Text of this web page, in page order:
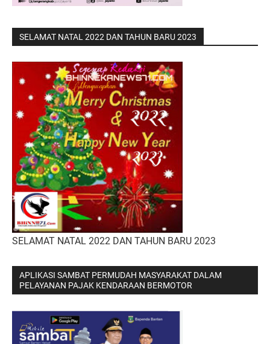
SELAMAT NATAL 2022 DAN TAHUN BARU 2023
SELAMAT NATAL 2022 DAN TAHUN BARU 2023
APLIKASI SAMBAT PERMUDAH MASYARAKAT DALAM
PELAYANAN PAJAK KENDARAAN BERMOTOR